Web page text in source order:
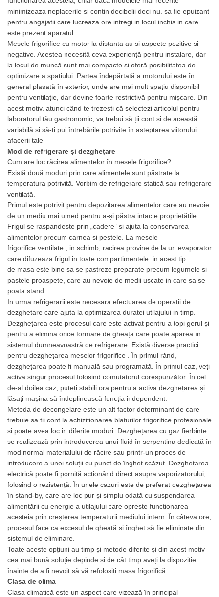
Vitrine de banc
Hote inox
Hota centrala
Hota perete
Masa frigorifica
Masina cuburi de gheata
Masina cuburi de gheata
Masina de spalat vase
Masini de ambalat
Mixere planetare
Mobilier Inox
Dulap de perete inox
Dulap vertical inox
Mese calde
Mese de lucru
Mese tip dulap
Polite de perete
Rafturi inox
Spalator inox cu 1 cuva
Spalator inox cu 2 cuve
Spalator vase mari
Suprastructuri mese
Patiserie / Cofetarie
Chitara pentru taiat prajituri
Masina de turat aluat
Masini pentru temperat ciocolata
Rotiserie
Rotisor profesional
Vitrine de banc
minimizeaza neplacerile si contin decibelii deci nu. sa fie epuizant
pentru angajatii care lucreaza ore intregi in locul inchis in care
este prezent aparatul.
Mesele frigorifice cu motor la distanta au si aspecte pozitive si
negative. Acestea necesită ceva experiență pentru instalare, dar
la locul de muncă sunt mai compacte și oferă posibilitatea de
optimizare a spațiului. Partea îndepărtată a motorului este în
general plasată în exterior, unde are mai mult spațiu disponibil
pentru ventilație, dar devine foarte restrictivă pentru mișcare. Din
acest motiv, atunci când te trezești că selectezi articolul pentru
laboratorul tău gastronomic, va trebui să ții cont și de această
variabilă și să-ți pui întrebările potrivite în așteptarea viitorului
afacerii tale.
Mod de refrigerare și dezghețare
Cum are loc răcirea alimentelor în mesele frigorifice?
Există două moduri prin care alimentele sunt păstrate la
temperatura potrivită. Vorbim de refrigerare statică sau refrigerare
ventilată.
Primul este potrivit pentru depozitarea alimentelor care au nevoie
de un mediu mai umed pentru a-și păstra intacte proprietățile.
Frigul se raspandeste prin „cadere” si ajuta la conservarea
alimentelor precum carnea si pestele. La mesele
frigorifice ventilate , in schimb, racirea provine de la un evaporator
care difuzeaza frigul in toate compartimentele: in acest tip
de masa este bine sa se pastreze preparate precum legumele si
pastele proaspete, care au nevoie de medii uscate in care sa se
poata stand.
In urma refrigerarii este necesara efectuarea de operatii de
dezghetare care ajuta la optimizarea duratei utilajului in timp.
Dezghețarea este procesul care este activat pentru a topi gerul și
pentru a elimina orice formare de gheață care poate apărea în
sistemul dumneavoastră de refrigerare. Există diverse practici
pentru dezghețarea meselor frigorifice . În primul rând,
dezghețarea poate fi manuală sau programată. În primul caz, veți
activa singur procesul folosind comutatorul corespunzător. În cel
de-al doilea caz, puteți stabili ora pentru a activa dezghețarea și
lăsați mașina să îndeplinească funcția independent.
Metoda de decongelare este un alt factor determinant de care
trebuie sa tii cont la achizitionarea blaturilor frigorifice profesionale
si poate avea loc in diferite moduri. Dezghețarea cu gaz fierbinte
se realizează prin introducerea unui fluid în serpentina dedicată în
mod normal materialului de răcire sau printr-un proces de
introducere a unei soluții cu punct de îngheț scăzut. Dezghețarea
electrică poate fi pornită acționând direct asupra vaporizatorului,
folosind o rezistență. În unele cazuri este de preferat dezghețarea
în stand-by, care are loc pur și simplu odată cu suspendarea
alimentării cu energie a utilajului care oprește funcționarea
acesteia prin creșterea temperaturii mediului intern. În câteva ore,
procesul face ca excesul de gheață și îngheț să fie eliminate din
sistemul de eliminare.
Toate aceste opțiuni au timp și metode diferite și din acest motiv
cea mai bună soluție depinde și de cât timp aveți la dispoziție
înainte de a fi nevoit să vă refolosiți masa frigorifică
Clasa de clima
Clasa climatică este un aspect care vizează în principal